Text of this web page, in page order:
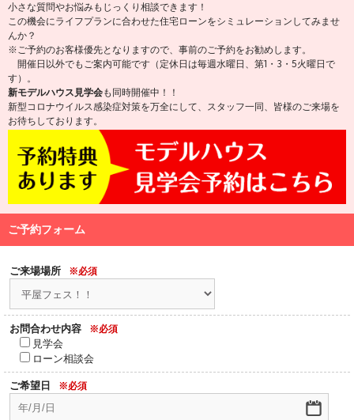
小さな質問やお悩みもじっくり相談できます！
この機会にライフプランに合わせた住宅ローンをシミュレーションしてみませ
んか？
※ご予約のお客様優先となりますので、事前のご予約をお勧めします。
開催日以外でもご案内可能です（定休日は毎週水曜日、第1・3・5火曜日で
す）。
新モデルハウス見学会も同時開催中！！
新型コロナウイルス感染症対策を万全にして、スタッフ一同、皆様のご来場を
お待ちしております。
ご予約フォーム
ご来場場所 ※必須
お問合わせ内容 ※必須
見学会
ローン相談会
ご希望日 ※必須